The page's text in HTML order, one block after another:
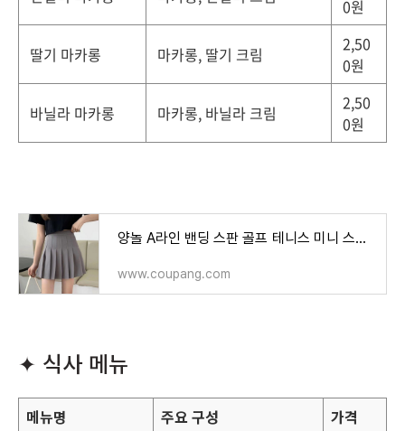
0원
딸기 마카롱 마카롱, 딸기 크림
2,50
0원
바닐라 마카롱 마카롱, 바닐라 크림
2,50
0원
양놀 A라인 밴딩 스판 골프 테니스 미니 스커트 - 스커트/치마 | 쿠팡
www.coupang.com
✦ 식사 메뉴
메뉴명 주요 구성 가격